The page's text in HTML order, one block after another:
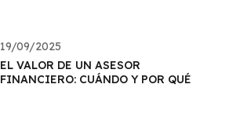
19/09/2025
EL VALOR DE UN ASESOR
FINANCIERO: CUÁNDO Y POR QUÉ